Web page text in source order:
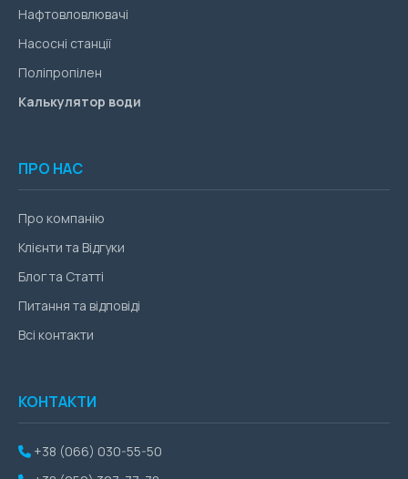
Нафтовловлювачі
Насосні станції
Поліпропілен
Калькулятор води
ПРО НАС
Про компанію
Клієнти та Відгуки
Блог та Статті
Питання та відповіді
Всі контакти
КОНТАКТИ
+38 (066) 030-55-50